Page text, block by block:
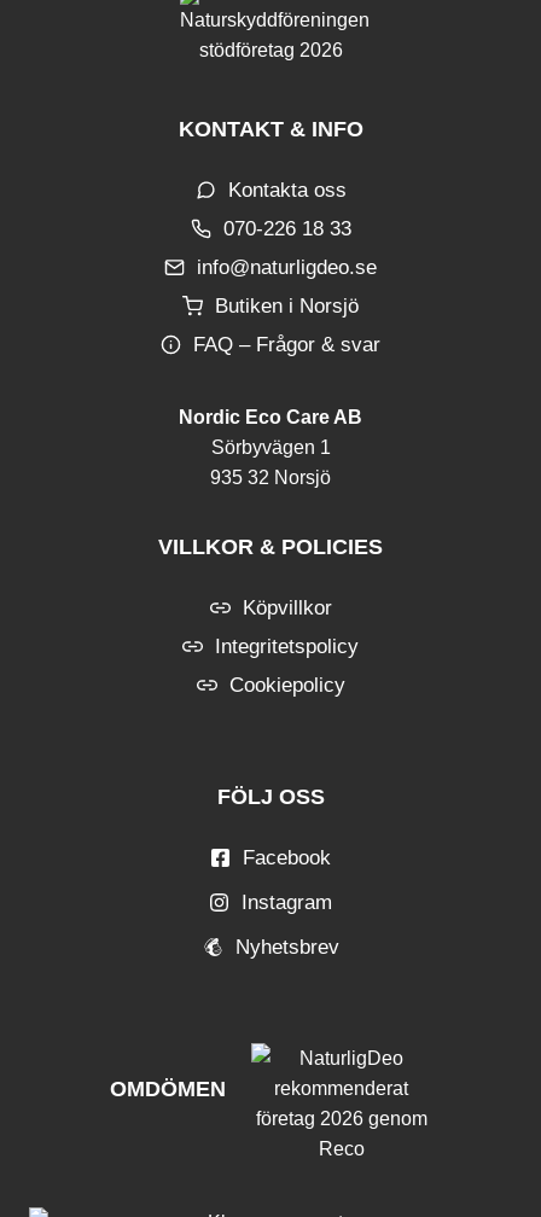
KONTAKT & INFO
Kontakta oss
070-226 18 33
info@naturligdeo.se
Butiken i Norsjö
FAQ – Frågor & svar
Nordic Eco Care AB
Sörbyvägen 1
935 32 Norsjö
VILLKOR & POLICIES
Köpvillkor
Integritetspolicy
Cookiepolicy
FÖLJ OSS
Facebook
Instagram
Nyhetsbrev
OMDÖMEN